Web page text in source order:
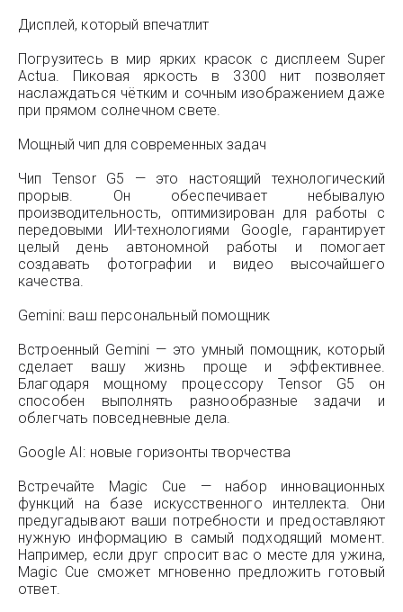
Дисплей, который впечатлит
Погрузитесь в мир ярких красок с дисплеем Super
Actua. Пиковая яркость в 3300 нит позволяет
наслаждаться чётким и сочным изображением даже
при прямом солнечном свете.
Мощный чип для современных задач
Чип Tensor G5 — это настоящий технологический
прорыв. Он обеспечивает небывалую
производительность, оптимизирован для работы с
передовыми ИИ-технологиями Google, гарантирует
целый день автономной работы и помогает
создавать фотографии и видео высочайшего
качества.
Gemini: ваш персональный помощник
Встроенный Gemini — это умный помощник, который
сделает вашу жизнь проще и эффективнее.
Благодаря мощному процессору Tensor G5 он
способен выполнять разнообразные задачи и
облегчать повседневные дела.
Google AI: новые горизонты творчества
Встречайте Magic Cue — набор инновационных
функций на базе искусственного интеллекта. Они
предугадывают ваши потребности и предоставляют
нужную информацию в самый подходящий момент.
Например, если друг спросит вас о месте для ужина,
Magic Cue сможет мгновенно предложить готовый
ответ.